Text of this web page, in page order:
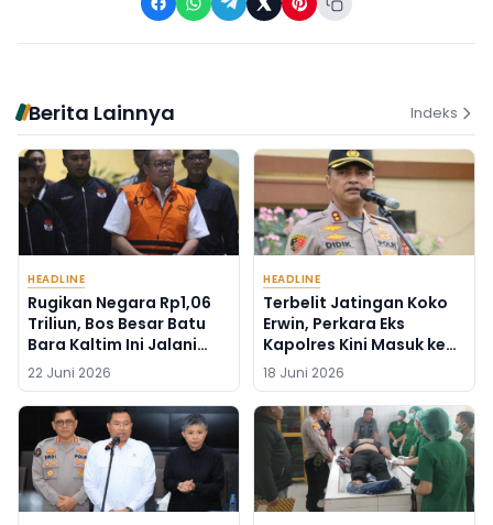
Berita Lainnya Indeks
HEADLINE
Rugikan Negara Rp1,06
Triliun, Bos Besar Batu
Bara Kaltim Ini Jalani
Sidang Vonis Hari Ini
22 Juni 2026
HEADLINE
Terbelit Jatingan Koko
Erwin, Perkara Eks
Kapolres Kini Masuk ke
Kejaksaan Tinggi
18 Juni 2026